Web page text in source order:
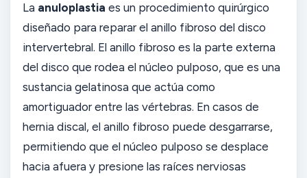
La anuloplastia es un procedimiento quirúrgico
diseñado para reparar el anillo fibroso del disco
intervertebral. El anillo fibroso es la parte externa
del disco que rodea el núcleo pulposo, que es una
sustancia gelatinosa que actúa como
amortiguador entre las vértebras. En casos de
hernia discal, el anillo fibroso puede desgarrarse,
permitiendo que el núcleo pulposo se desplace
hacia afuera y presione las raíces nerviosas